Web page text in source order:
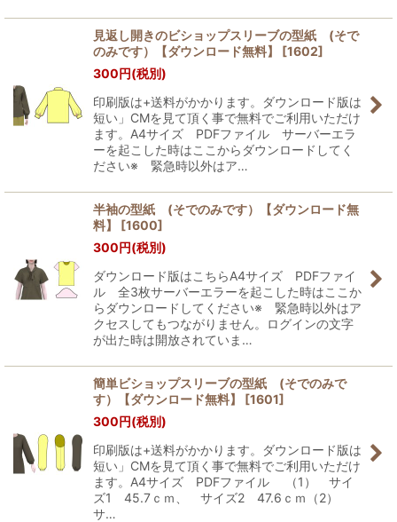
見返し開きのビショップスリーブの型紙 (そで
のみです）【ダウンロード無料】
[1602]
300円(税別)
印刷版は+送料がかかります。ダウンロード版は
短い」CMを見て頂く事で無料でご利用いただけ
ます。A4サイズ PDFファイル サーバーエラ
ーを起こした時はここからダウンロードしてく
ださい※ 緊急時以外はア…
半袖の型紙 (そでのみです）【ダウンロード無
料】
[1600]
300円(税別)
ダウンロード版はこちらA4サイズ PDFファイ
ル 全3枚サーバーエラーを起こした時はここか
らダウンロードしてください※ 緊急時以外はア
クセスしてもつながりません。ログインの文字
が出た時は開放されていま…
簡単ビショップスリーブの型紙 (そでのみで
す）【ダウンロード無料】
[1601]
300円(税別)
印刷版は+送料がかかります。ダウンロード版は
短い」CMを見て頂く事で無料でご利用いただけ
ます。A4サイズ PDFファイル （1） サイ
ズ1 45.7ｃｍ、 サイズ2 47.6ｃｍ（2）
サ…